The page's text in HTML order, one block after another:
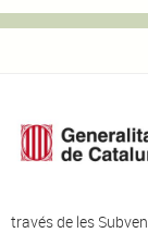
través de les